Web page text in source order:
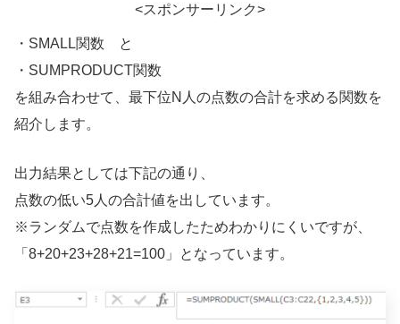
<スポンサーリンク>
・SMALL関数 と
・SUMPRODUCT関数
を組み合わせて、最下位N人の点数の合計を求める関数を
紹介します。
出力結果としては下記の通り、
点数の低い5人の合計値を出しています。
※ランダムで点数を作成したためわかりにくいですが、
「8+20+23+28+21=100」となっています。